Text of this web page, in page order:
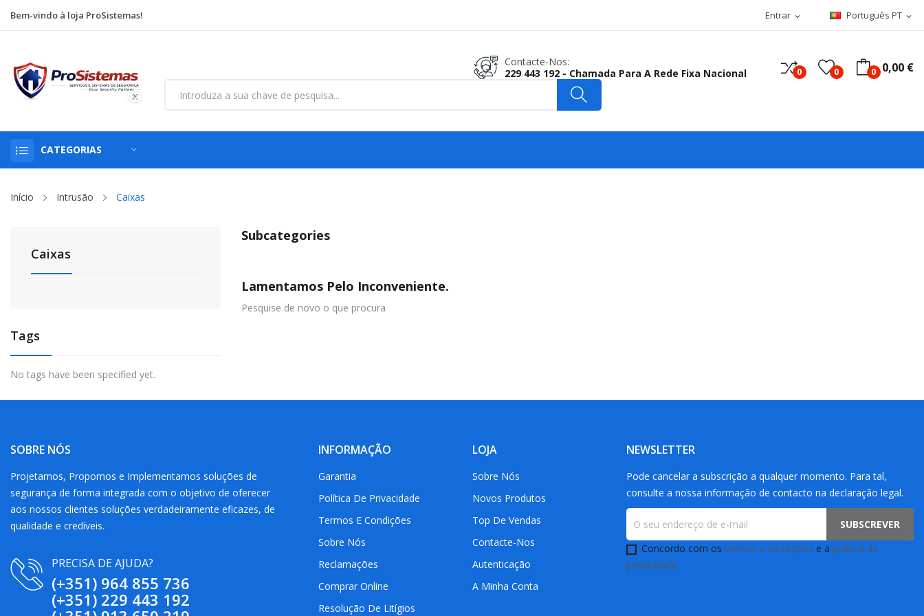
Português PT expand_more
Entrar expand_more
Bem-vindo à loja ProSistemas!
0 0,00 €
0
0
Contacte-Nos:
229 443 192 - Chamada Para A Rede Fixa Nacional
CATEGORIAS
Início Intrusão Caixas
Caixas
Tags
No tags have been specified yet.
Subcategories
Lamentamos Pelo Inconveniente.
Pesquise de novo o que procura
SOBRE NÓS
Projetamos, Propomos e Implementamos soluções de
segurança de forma integrada com o objetivo de oferecer
aos nossos clientes soluções verdadeiramente eficazes, de
qualidade e credíveis.
PRECISA DE AJUDA?
(+351) 964 855 736
(+351) 229 443 192
INFORMAÇÃO
Garantia
Política De Privacidade
Termos E Condições
Sobre Nós
Reclamações
Comprar Online
Resolução De Litígios
LOJA
Sobre Nós
Novos Produtos
Top De Vendas
Contacte-Nos
Autenticação
A Minha Conta
NEWSLETTER
Pode cancelar a subscrição a qualquer momento. Para tal,
consulte a nossa informação de contacto na declaração legal.
Concordo com os termos e condições e a política de
privacidade